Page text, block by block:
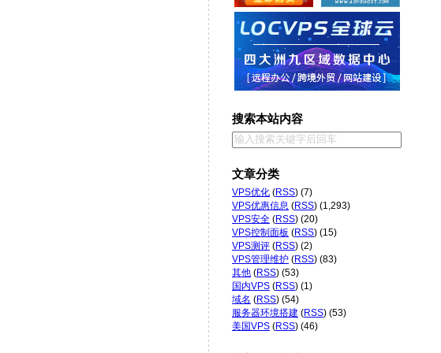
搜索本站内容
文章分类
VPS优化 (RSS) (7)
VPS优惠信息 (RSS) (1,293)
VPS安全 (RSS) (20)
VPS控制面板 (RSS) (15)
VPS测评 (RSS) (2)
VPS管理维护 (RSS) (83)
其他 (RSS) (53)
国内VPS (RSS) (1)
域名 (RSS) (54)
服务器环境搭建 (RSS) (53)
美国VPS (RSS) (46)